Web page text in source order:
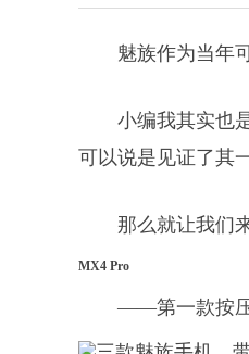
魅族作为当年
小编我其实也
可以说是见证了其
那么就让我们
MX4 Pro
——第一款按